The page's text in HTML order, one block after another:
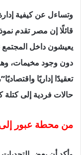
وتساءل عن كيفية
قائلًا إن مصر تقدم
يعيشون داخل
دون وجود مخيمات،
تعقيدًا إداريًا
حالات فردية إلى
من محطة عبور إلى